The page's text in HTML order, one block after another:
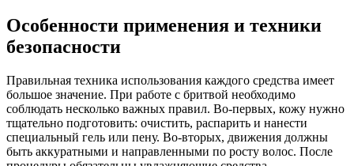
Особенности применения и техники
безопасности
Правильная техника использования каждого средства имеет
большое значение. При работе с бритвой необходимо
соблюдать несколько важных правил. Во-первых, кожу нужно
тщательно подготовить: очистить, распарить и нанести
специальный гель или пену. Во-вторых, движения должны
быть аккуратными и направленными по росту волос. После